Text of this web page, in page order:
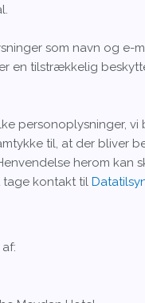
som navn og e-
en tilstrækkelig
personoplysninger,
til, at der bliver
herom kan
kontakt til